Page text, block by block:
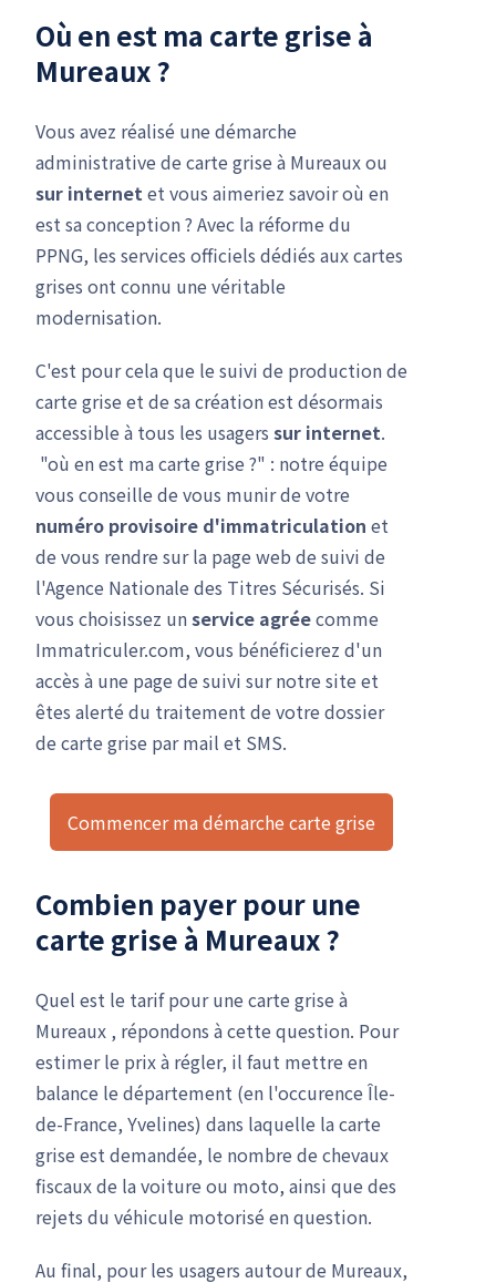
Où en est ma carte grise à
Mureaux ?
Vous avez réalisé une démarche
administrative de carte grise à Mureaux ou
sur internetet vous aimeriez savoir où en
est sa conception ? Avec la réforme du
PPNG, les services officiels dédiés aux cartes
grises ont connu une véritable
modernisation.
C'est pour cela que le suivi de production de
carte grise et de sa création est désormais
accessible à tous les usagers sur internet.
"où en est ma carte grise ?" : notre équipe
vous conseille de vous munir de votre
numéro provisoire d'immatriculation et
de vous rendre sur la page web de suivi de
l'Agence Nationale des Titres Sécurisés. Si
vous choisissez unservice agréecomme
Immatriculer.com, vous bénéficierez d'un
accès à une page de suivi sur notre site et
êtes alerté du traitement de votre dossier
de carte grise par mail et SMS.
Commencer ma démarche carte grise
Combien payer pour une
carte grise à Mureaux ?
Quel est le tarif pour une carte grise à
Mureaux , répondons à cette question. Pour
estimer le prix à régler, il faut mettre en
balance le département (en l'occurence Île-
de-France, Yvelines) dans laquelle la carte
grise est demandée, le nombre de chevaux
fiscaux de la voiture ou moto, ainsi que des
rejets du véhicule motorisé en question.
Au final, pour les usagers autour de Mureaux,